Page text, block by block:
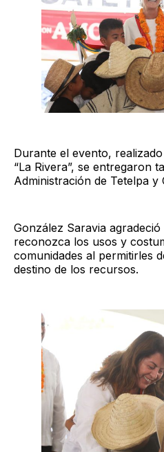
Durante el evento,
“La Rivera”, se entregaron
Administración de Tetelpa y
González Saravia
reconozca los usos y
comunidades al permitirles
destino de los recursos.